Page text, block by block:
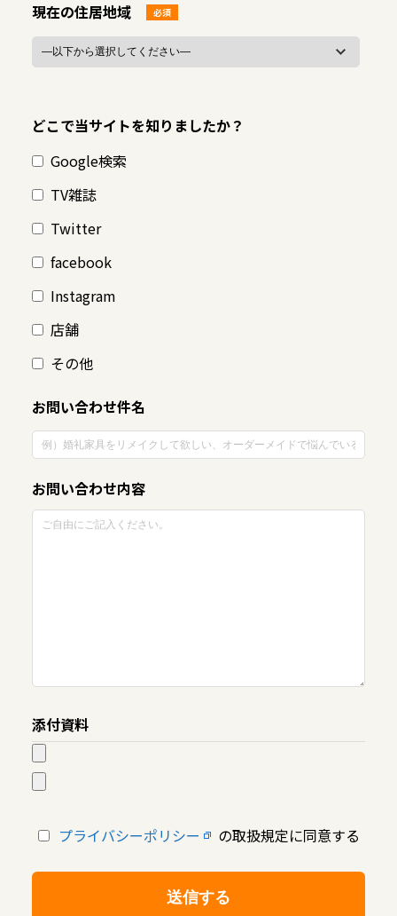
現在の住居地域 必須
どこで当サイトを知りましたか？
Google検索
TV雑誌
Twitter
facebook
Instagram
店舗
その他
お問い合わせ件名
お問い合わせ内容
添付資料
プライバシーポリシー の取扱規定に同意する